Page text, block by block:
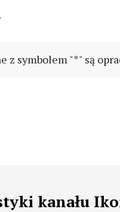
z symbolem "*" są
kanału